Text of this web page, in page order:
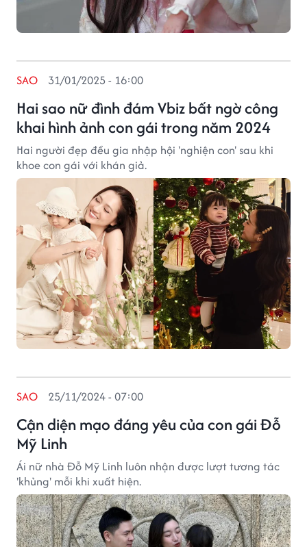
Hai sao nữ đình đám Vbiz bất ngờ công
khai hình ảnh con gái trong năm 2024
SAO 31/01/2025 - 16:00
Hai người đẹp đều gia nhập hội 'nghiện con' sau khi
khoe con gái với khán giả.
Cận diện mạo đáng yêu của con gái Đỗ
Mỹ Linh
SAO 25/11/2024 - 07:00
Ái nữ nhà Đỗ Mỹ Linh luôn nhận được lượt tương tác
'khủng' mỗi khi xuất hiện.